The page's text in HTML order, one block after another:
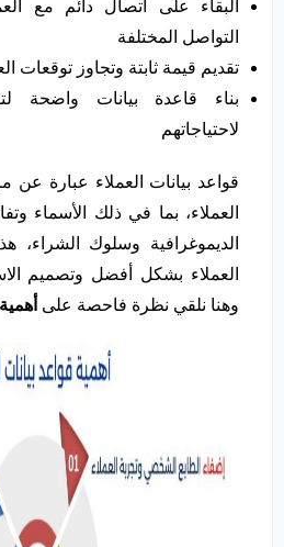
البقاء على اتصال دائم مع
التواصل المختلفة
تقديم قيمة ثابتة وتجاوز توقعات
بناء قاعدة بيانات واضحة
لاحتياجاتهم
قواعد بيانات العملاء عبارة
العملاء، بما في ذلك الأسماء
الديموغرافية وسلوك الشراء،
العملاء بشكل أفضل وتصميم
وهنا نلقي نظرة فاحصة على